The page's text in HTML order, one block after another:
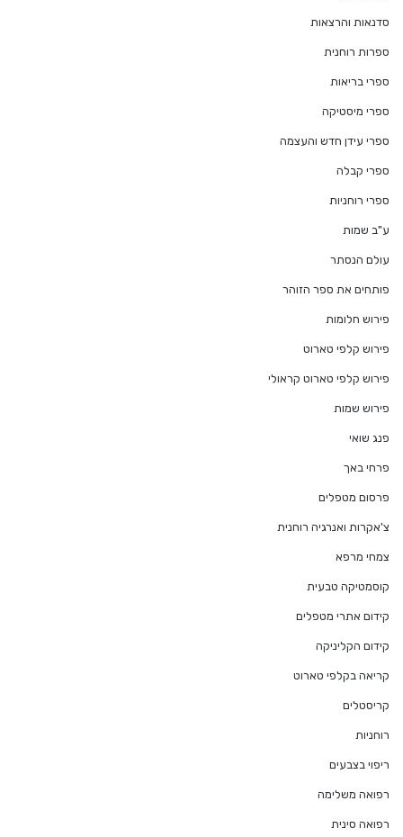
סדנאות והרצאות
ספרות רוחנית
ספרי בריאות
ספרי מיסטיקה
ספרי עידן חדש והעצמה
ספרי קבלה
ספרי רוחניות
ע"ב שמות
עולם הנסתר
פותחים את ספר הזוהר
פירוש חלומות
פירוש קלפי טארוט
פירוש קלפי טארוט קראולי
פירוש שמות
פנג שואי
פרחי באך
פרסום מטפלים
צ'אקרות ואנרגיה רוחנית
צמחי מרפא
קוסמטיקה טבעית
קידום אתרי מטפלים
קידום הקליניקה
קריאה בקלפי טארוט
קריסטלים
רוחניות
ריפוי בצבעים
רפואה משלימה
רפואה סינית